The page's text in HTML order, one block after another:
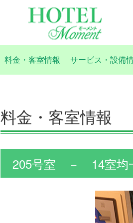
料金・客室情報 サービス・設備
料金・客室情報
205号室 － 14室均